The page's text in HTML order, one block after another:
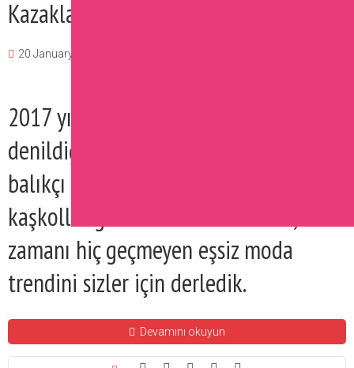
Kazaklar
20 January 2017
2017 yılının ilk fenomen parçası ne
denildiğinde şüphesiz ki kış ayları için
balıkçı yaka kazaklar, balıkçı yaka
kaşkollar gösterilebilir. Biz de bu,
zamanı hiç geçmeyen eşsiz moda
trendini sizler için derledik.
Devamını okuyun